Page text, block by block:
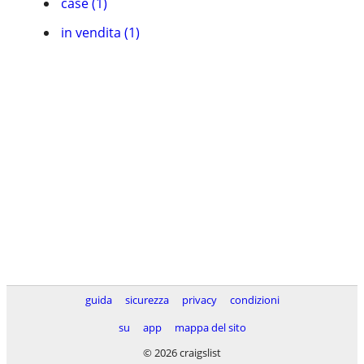
in vendita (1)
guida sicurezza privacy
condizioni
su
app
mappa del sito
© 2026 craigslist